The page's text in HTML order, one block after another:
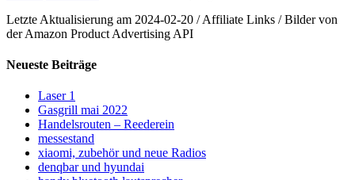
Letzte Aktualisierung am 2024-02-20 / Affiliate Links / Bilder von
der Amazon Product Advertising API
Neueste Beiträge
Laser 1
Gasgrill mai 2022
Handelsrouten – Reederein
messestand
xiaomi, zubehör und neue Radios
denqbar und hyundai